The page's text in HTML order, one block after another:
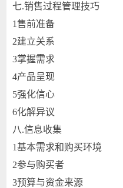
七.销售过程管理技巧
1售前准备
2建立关系
3掌握需求
4产品呈现
5强化信心
6化解异议
八.信息收集
1基本需求和购买环境
2参与购买者
3预算与资金来源